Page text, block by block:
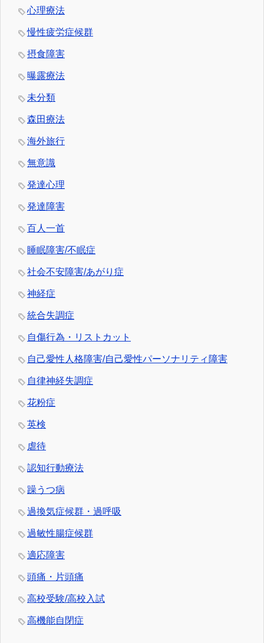
心理療法
慢性疲労症候群
摂食障害
曝露療法
未分類
森田療法
海外旅行
無意識
発達心理
発達障害
百人一首
睡眠障害/不眠症
社会不安障害/あがり症
神経症
統合失調症
自傷行為・リストカット
自己愛性人格障害/自己愛性パーソナリティ障害
自律神経失調症
花粉症
英検
虐待
認知行動療法
躁うつ病
過換気症候群・過呼吸
過敏性腸症候群
適応障害
頭痛・片頭痛
高校受験/高校入試
高機能自閉症